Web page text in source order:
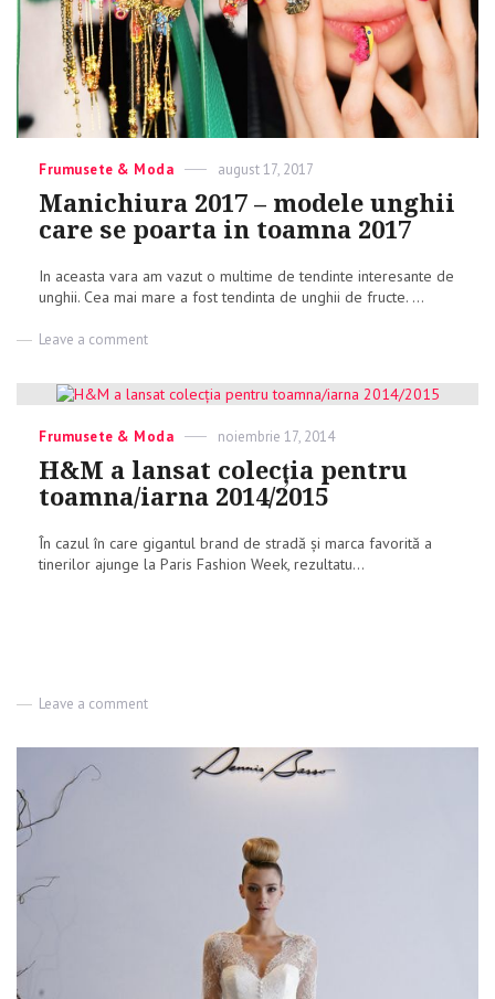
Categories
Frumusete & Moda
Posted
august 17, 2017
Manichiura 2017 – modele unghii
care se poarta in toamna 2017
In aceasta vara am vazut o multime de tendinte interesante de
unghii. Cea mai mare a fost tendinta de unghii de fructe. ...
Leave a comment
2017
–
unghii
se
poarta
toamna
2017
Categories
Frumusete & Moda
Posted
noiembrie 17, 2014
H&M a lansat colecția pentru
toamna/iarna 2014/2015
În cazul în care gigantul brand de stradă și marca favorită a
tinerilor ajunge la Paris Fashion Week, rezultatu...
Leave a comment
a
colecția